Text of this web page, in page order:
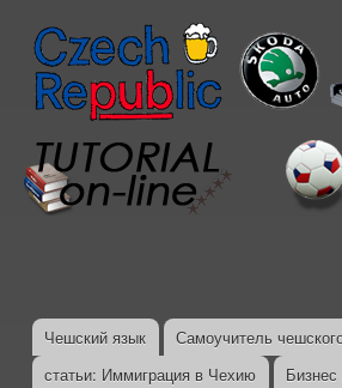
Главное меню
Чешский язык Самоучитель
статьи: Иммиграция в Чехию